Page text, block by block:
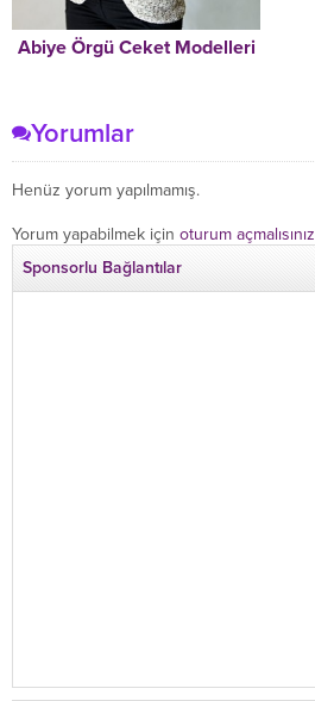
Abiye Örgü Ceket Modelleri
Yorumlar
Henüz yorum yapılmamış.
Yorum yapabilmek için oturum açmalısınız
Sponsorlu Bağlantılar